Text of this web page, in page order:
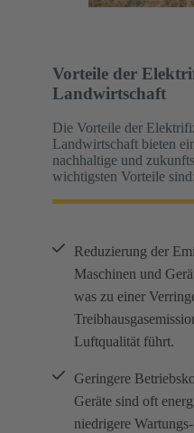
Vorteile der
Landwirtschaft
Die Vorteile der
Landwirtschaft bieten
nachhaltige und
wichtigsten Vorteile sind:
Reduzierung der
Maschinen und
was zu einer
Luftqualität führt.
Geringere
Geräte sind oft
niedrigere